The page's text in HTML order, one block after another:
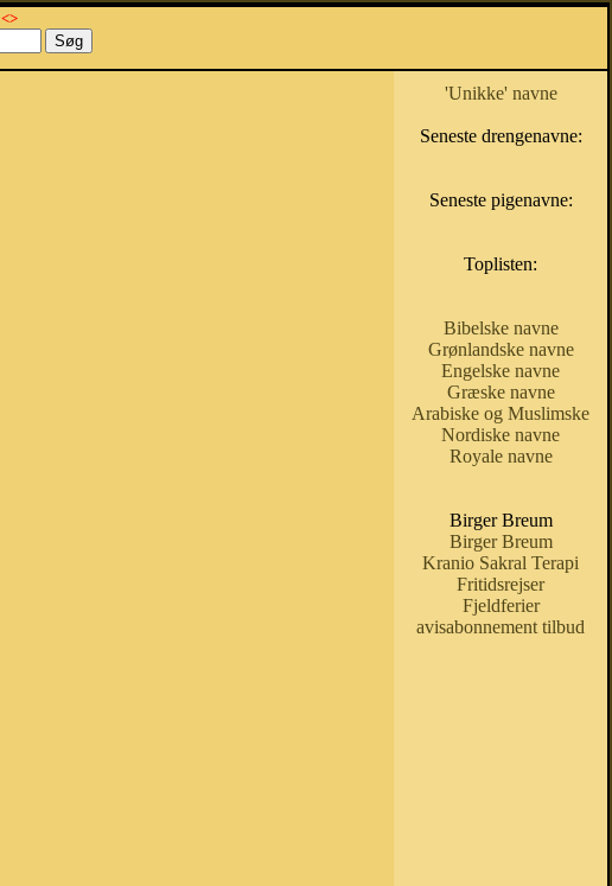
<>
'Unikke' navne
Seneste drengenavne:
Seneste pigenavne:
Toplisten:
Bibelske navne
Grønlandske navne
Engelske navne
Græske navne
Arabiske og Muslimske
Nordiske navne
Royale navne
Birger Breum
Birger Breum
Kranio Sakral Terapi
Fritidsrejser
Fjeldferier
avisabonnement tilbud